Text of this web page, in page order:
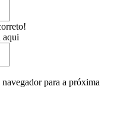
aqui
para a próxima